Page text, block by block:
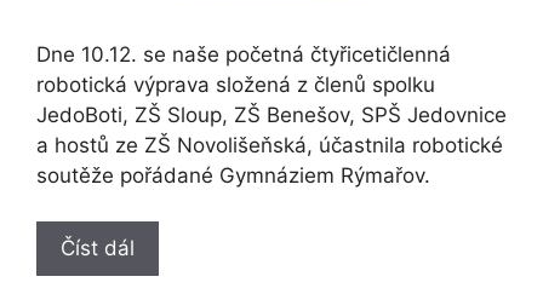
Dne 10.12. se naše početná čtyřicetičlenná
robotická výprava složená z členů spolku
JedoBoti, ZŠ Sloup, ZŠ Benešov, SPŠ Jedovnice
a hostů ze ZŠ Novolišeňská, účastnila robotické
soutěže pořádané Gymnáziem Rýmařov.
Číst dál